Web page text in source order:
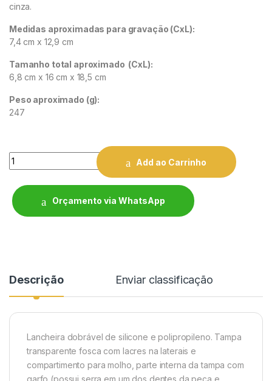
cinza.
Medidas aproximadas para gravação (CxL):
7,4 cm x 12,9 cm
Tamanho total aproximado (CxL):
6,8 cm x 16 cm x 18,5 cm
Peso aproximado (g):
247
Quantity
Add ao Carrinho
Orçamento via WhatsApp
Descrição Enviar classificação
Lancheira dobrável de silicone e polipropileno. Tampa
transparente fosca com lacres na laterais e
compartimento para molho, parte interna da tampa com
garfo (possui serra em um dos dentes da peça e